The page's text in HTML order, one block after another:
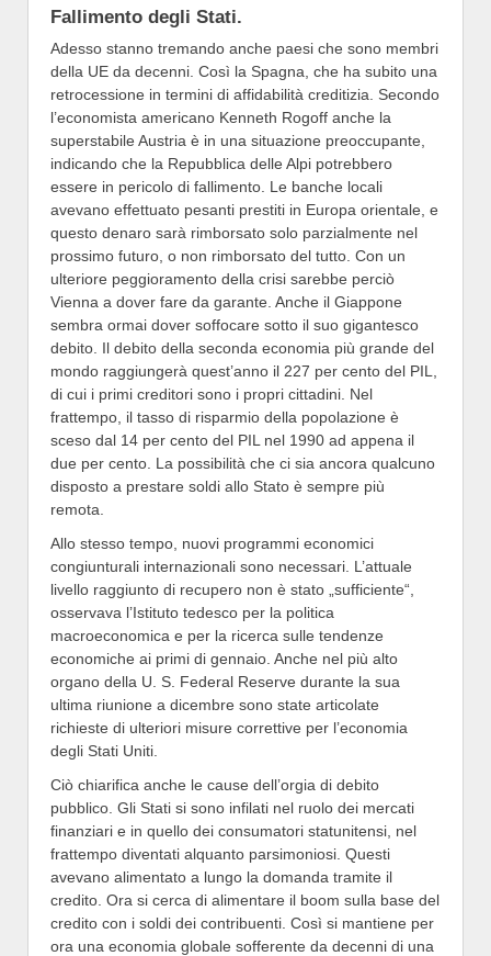
Fallimento degli Stati.
Adesso stanno tremando anche paesi che sono membri
della UE da decenni. Così la Spagna, che ha subito una
retrocessione in termini di affidabilità creditizia. Secondo
l’economista americano Kenneth Rogoff anche la
superstabile Austria è in una situazione preoccupante,
indicando che la Repubblica delle Alpi potrebbero
essere in pericolo di fallimento. Le banche locali
avevano effettuato pesanti prestiti in Europa orientale, e
questo denaro sarà rimborsato solo parzialmente nel
prossimo futuro, o non rimborsato del tutto. Con un
ulteriore peggioramento della crisi sarebbe perciò
Vienna a dover fare da garante. Anche il Giappone
sembra ormai dover soffocare sotto il suo gigantesco
debito. Il debito della seconda economia più grande del
mondo raggiungerà quest’anno il 227 per cento del PIL,
di cui i primi creditori sono i propri cittadini. Nel
frattempo, il tasso di risparmio della popolazione è
sceso dal 14 per cento del PIL nel 1990 ad appena il
due per cento. La possibilità che ci sia ancora qualcuno
disposto a prestare soldi allo Stato è sempre più
remota.
Allo stesso tempo, nuovi programmi economici
congiunturali internazionali sono necessari. L’attuale
livello raggiunto di recupero non è stato „sufficiente“,
osservava l’Istituto tedesco per la politica
macroeconomica e per la ricerca sulle tendenze
economiche ai primi di gennaio. Anche nel più alto
organo della U. S. Federal Reserve durante la sua
ultima riunione a dicembre sono state articolate
richieste di ulteriori misure correttive per l’economia
degli Stati Uniti.
Ciò chiarifica anche le cause dell’orgia di debito
pubblico. Gli Stati si sono infilati nel ruolo dei mercati
finanziari e in quello dei consumatori statunitensi, nel
frattempo diventati alquanto parsimoniosi. Questi
avevano alimentato a lungo la domanda tramite il
credito. Ora si cerca di alimentare il boom sulla base del
credito con i soldi dei contribuenti. Così si mantiene per
ora una economia globale sofferente da decenni di una